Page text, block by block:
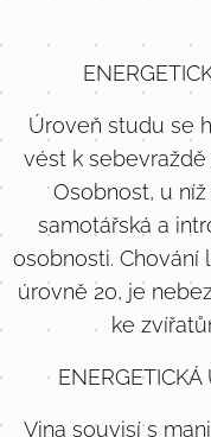
Úroveň studu se
vést k sebevraždě
Osobnost, u
samotářská a
osobnosti. Chování
úrovně 20, je
ke
Vina souvisí s